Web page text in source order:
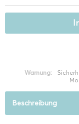
Warnung:
Beschreibung